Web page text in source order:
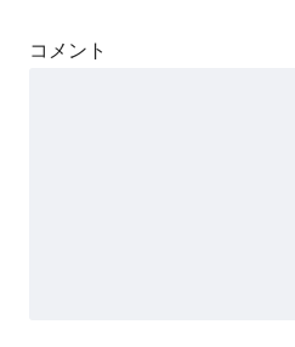
コメント